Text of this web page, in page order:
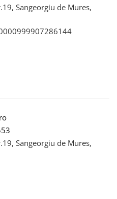
Sangeorgiu de Mures,
Sangeorgiu de Mures,